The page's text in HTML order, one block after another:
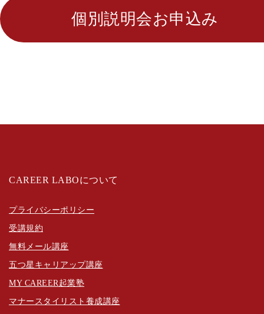
個別説明会お申込み
CAREER LABOについて
プライバシーポリシー
受講規約
無料メール講座
五つ星キャリアップ講座
MY CAREER起業塾
マナースタイリスト養成講座